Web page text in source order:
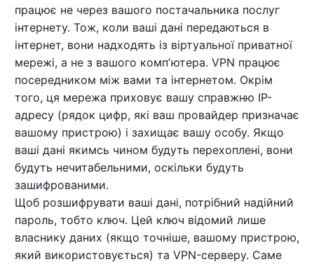
працює не через вашого постачальника послуг
інтернету. Тож, коли ваші дані передаються в
інтернет, вони надходять із віртуальної приватної
мережі, а не з вашого компʼютера. VPN працює
посередником між вами та інтернетом. Окрім
того, ця мережа приховує вашу справжню IP-
адресу (рядок цифр, які ваш провайдер призначає
вашому пристрою) і захищає вашу особу. Якщо
ваші дані якимсь чином будуть перехоплені, вони
будуть нечитабельними, оскільки будуть
зашифрованими.
Щоб розшифрувати ваші дані, потрібний надійний
пароль, тобто ключ. Цей ключ відомий лише
власнику даних (якщо точніше, вашому пристрою,
який використовується) та VPN-серверу. Саме